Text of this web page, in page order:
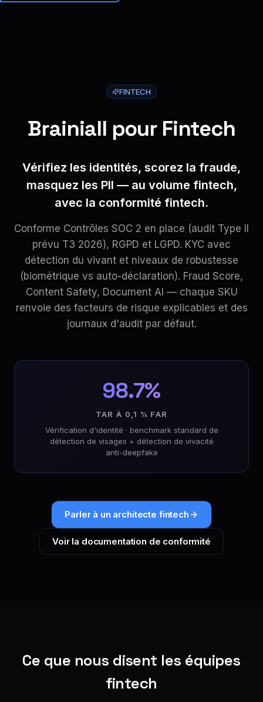
Brainiall
FINTECH
Brainiall pour Fintech
Vérifiez les identités, scorez la fraude,
masquez les PII — au volume fintech,
avec la conformité fintech.
Conforme Contrôles SOC 2 en place (audit Type II
prévu T3 2026), RGPD et LGPD. KYC avec
détection du vivant et niveaux de robustesse
(biométrique vs auto-déclaration). Fraud Score,
Content Safety, Document AI — chaque SKU
renvoie des facteurs de risque explicables et des
journaux d'audit par défaut.
98.7%
TAR À 0,1 % FAR
Vérification d'identité · benchmark standard de
détection de visages + détection de vivacité
anti-deepfake
Parler à un architecte fintech
Voir la documentation de conformité
Ce que nous disent les équipes
fintech